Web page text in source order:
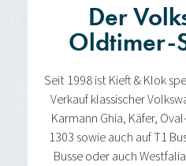
Der
Oldtimer-
Seit 1998 ist Kieft & Klok
Verkauf klassischer
Karmann Ghia, Käfer,
1303 sowie auch auf T1
Busse oder auch